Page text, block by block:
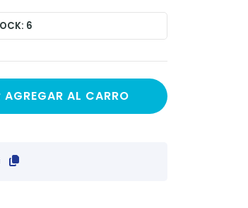
6
AGREGAR AL CARRO